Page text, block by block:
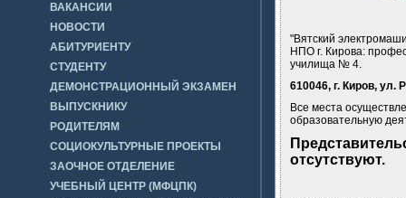
ВАКАНСИИ
НОВОСТИ
АБИТУРИЕНТУ
СТУДЕНТУ
ДЕМОНСТРАЦИОННЫЙ ЭКЗАМЕН
ВЫПУСКНИКУ
РОДИТЕЛЯМ
СОЦИОКУЛЬТУРНЫЕ ПРОЕКТЫ
ЗАОЧНОЕ ОТДЕЛЕНИЕ
УЧЕБНЫЙ ЦЕНТР (МФЦПК)
"Вятский
НПО г. Кирова:
училища № 4.
610046, г. Киров, ул.
Все места
образовательную
отсутствуют.